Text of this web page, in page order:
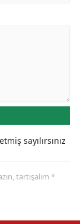
sayılırsınız
tartışalım *